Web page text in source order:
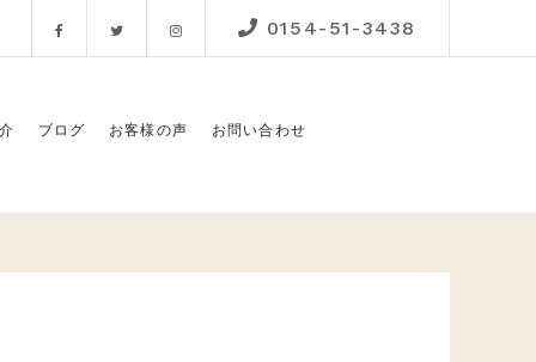
FacebookTwitter Instagram 0154-51-3438
ブログ お客様の声 お問い合わせ